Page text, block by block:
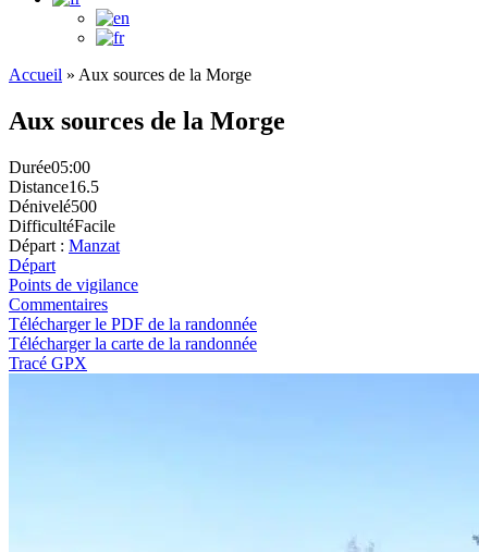
Accueil » Aux sources de la Morge
Aux sources de la Morge
Durée05:00
Distance16.5
Dénivelé500
DifficultéFacile
Départ : Manzat
Départ
Points de vigilance
Commentaires
Télécharger le PDF de la randonnée
Télécharger la carte de la randonnée
Tracé GPX